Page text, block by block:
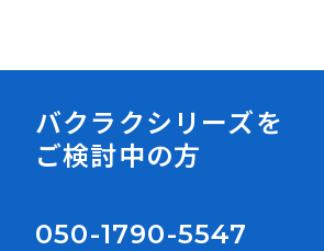
バクラクシリーズを
ご検討中の方
050-1790-5547